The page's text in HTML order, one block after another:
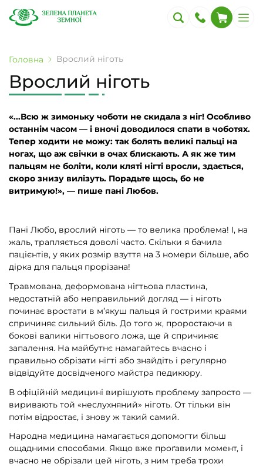
Головна Врослий ніготь
Врослий ніготь
«...Всю ж зимоньку чоботи не скидала з ніг! Особливо
останнім часом — і вночі доводилося спати в чоботях.
Тепер ходити не можу: так болять великі пальці на
ногах, що аж свічки в очах блискають. А як же тим
пальцям не боліти, коли кляті нігті вросли, здається,
скоро знизу вилізуть. Порадьте щось, бо не
витримую!», — пише пані Любов.
Пані Любо, врослий ніготь — то велика проблема! І, на
жаль, трапляється доволі часто. Скільки я бачила
пацієнтів, у яких розмір взуття на 3 номери більше, або
дірка для пальця прорізана!
Травмована, деформована нігтьова пластина,
недостатній або неправильний догляд — і ніготь
починає вростати в м’якуш пальця й гострими краями
спричиняє сильний біль. До того ж, проростаючи в
бокові валики нігтьового ложа, ще й спричиняє
запалення. На майбутнє намагайтесь вчасно і
правильно обрізати нігті або знайдіть і регулярно
відвідуйте досвідченого майстра педикюру.
В офіційній медицині вирішують проблему запросто —
виривають той «неслухняний» ніготь. От тільки він
потім відростає, і знову ж такий самий.
Народна медицина намагається допомогти більш
ощадними способами. Якщо вже проґавили момент, і
вчасно не обрізали цей ніготь, з ним треба трохи